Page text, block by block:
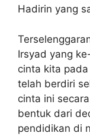
Hadirin yang
Irsyad yang
cinta kita
telah berdiri
cinta ini
bentuk dari
pendidikan di